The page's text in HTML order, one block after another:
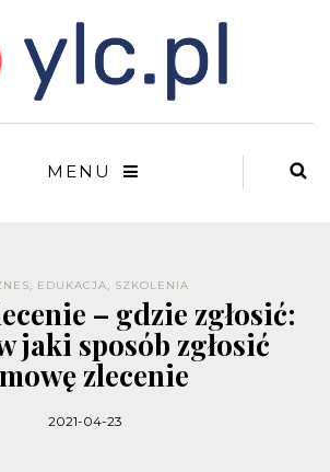
MENU
, EDUKACJA, SZKOLENIA
– gdzie zgłosić:
jaki sposób zgłosić
zlecenie
2021-04-23